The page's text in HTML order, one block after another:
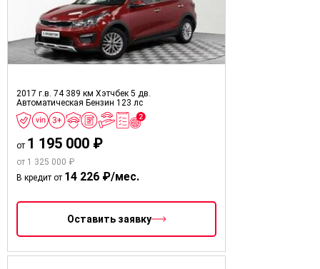
2017 г.в. 74 389 км Хэтчбек 5 дв.
Автоматическая Бензин 123 лс
от 1 195 000 ₽
от 1 325 000 ₽
В кредит от 14 226 ₽/мес.
Оставить заявку